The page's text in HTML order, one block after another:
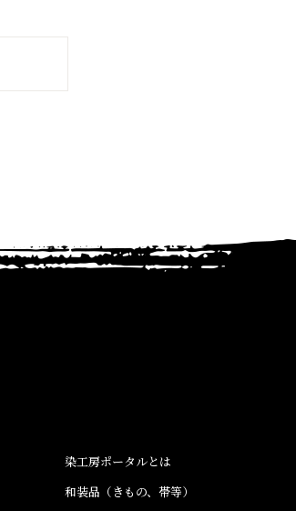
染工房ポータルとは
和装品（きもの、帯等）​